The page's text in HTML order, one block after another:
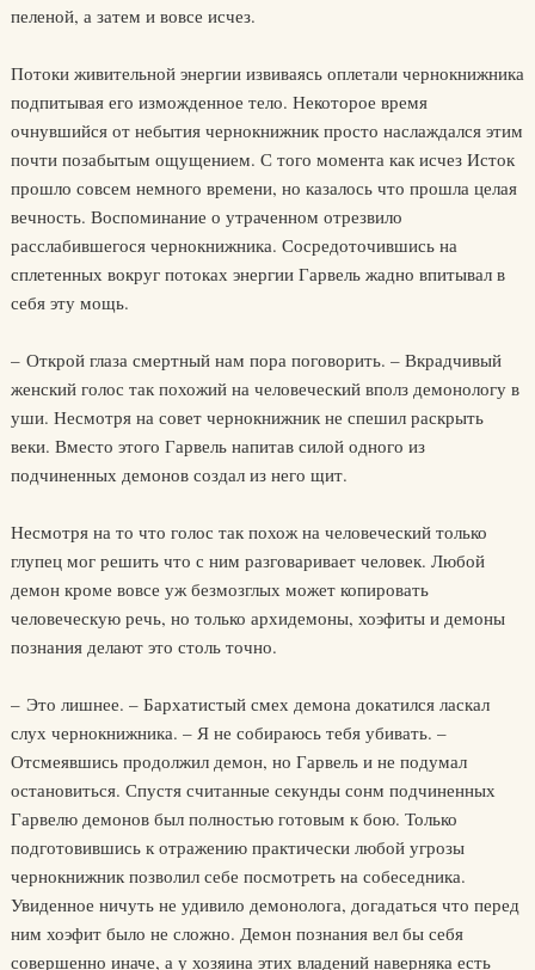
пеленой, а затем и вовсе исчез.
Потоки живительной энергии извиваясь оплетали чернокнижника
подпитывая его изможденное тело. Некоторое время
очнувшийся от небытия чернокнижник просто наслаждался этим
почти позабытым ощущением. С того момента как исчез Исток
прошло совсем немного времени, но казалось что прошла целая
вечность. Воспоминание о утраченном отрезвило
расслабившегося чернокнижника. Сосредоточившись на
сплетенных вокруг потоках энергии Гарвель жадно впитывал в
себя эту мощь.
– Открой глаза смертный нам пора поговорить. – Вкрадчивый
женский голос так похожий на человеческий вполз демонологу в
уши. Несмотря на совет чернокнижник не спешил раскрыть
веки. Вместо этого Гарвель напитав силой одного из
подчиненных демонов создал из него щит.
Несмотря на то что голос так похож на человеческий только
глупец мог решить что с ним разговаривает человек. Любой
демон кроме вовсе уж безмозглых может копировать
человеческую речь, но только архидемоны, хоэфиты и демоны
познания делают это столь точно.
– Это лишнее. – Бархатистый смех демона докатился ласкал
слух чернокнижника. – Я не собираюсь тебя убивать. –
Отсмеявшись продолжил демон, но Гарвель и не подумал
остановиться. Спустя считанные секунды сонм подчиненных
Гарвелю демонов был полностью готовым к бою. Только
подготовившись к отражению практически любой угрозы
чернокнижник позволил себе посмотреть на собеседника.
Увиденное ничуть не удивило демонолога, догадаться что перед
ним хоэфит было не сложно. Демон познания вел бы себя
совершенно иначе, а у хозяина этих владений наверняка есть